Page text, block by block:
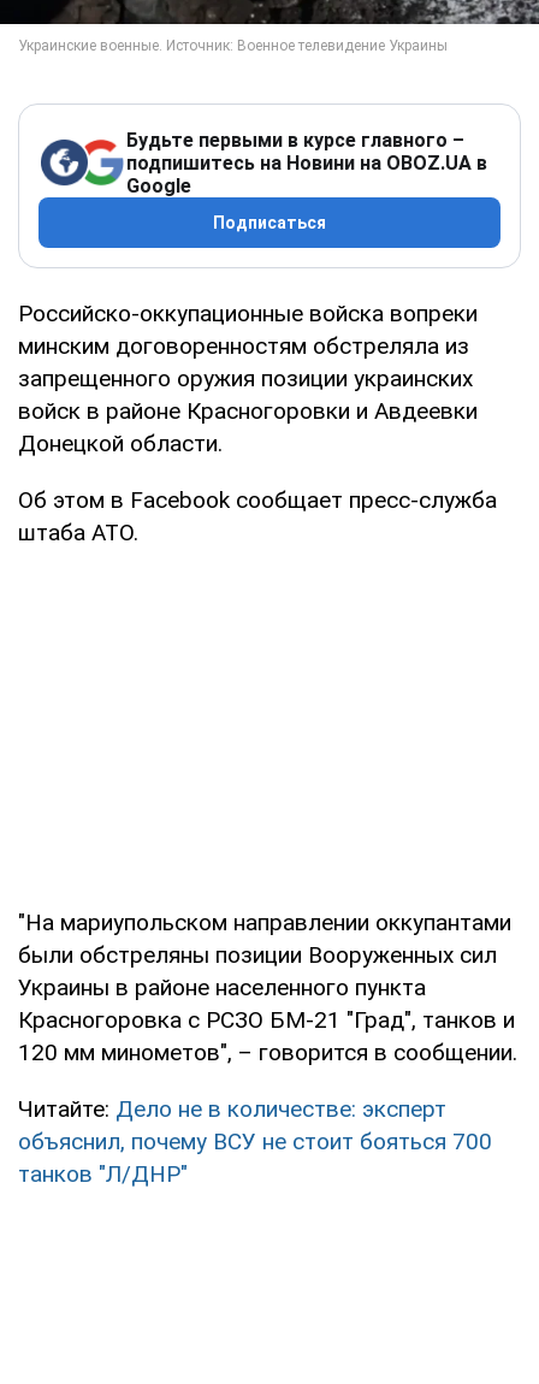
Будьте первыми в курсе главного –
подпишитесь на Новини на OBOZ.UA в
Google
Подписаться
Российско-оккупационные войска вопреки
минским договоренностям обстреляла из
запрещенного оружия позиции украинских
войск в районе Красногоровки и Авдеевки
Донецкой области.
Об этом в Facebook сообщает пресс-служба
штаба АТО.
"На мариупольском направлении оккупантами
были обстреляны позиции Вооруженных сил
Украины в районе населенного пункта
Красногоровка с РСЗО БМ-21 "Град", танков и
120 мм минометов", – говорится в сообщении.
Читайте: Дело не в количестве: эксперт
объяснил, почему ВСУ не стоит бояться 700
танков "Л/ДНР"